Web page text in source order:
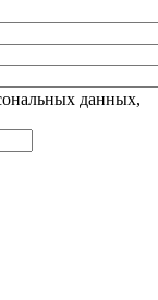
данных,